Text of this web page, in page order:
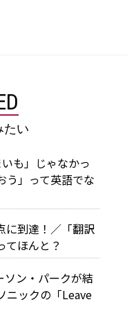
たい
も」じゃなかっ
う」って英語でな
に到達！／「翻訳
てほんと？
ソン・パークが結
ニックの「Leave